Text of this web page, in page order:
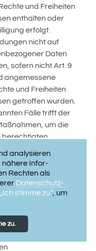
analysieren
nähere Infor­
Rechten als
Daten­schutz­
„Ich stimme zu.“, um
zu.
und Freiheiten
enthalten oder
erfolgt.
nicht auf
Daten
sofern nicht Art. 9
angemessene
und Freiheiten
getroffen wurden.
Fälle trifft der
um die
berechtigten
das Recht auf
seitens des
des eigenen
der Entscheidung
einer